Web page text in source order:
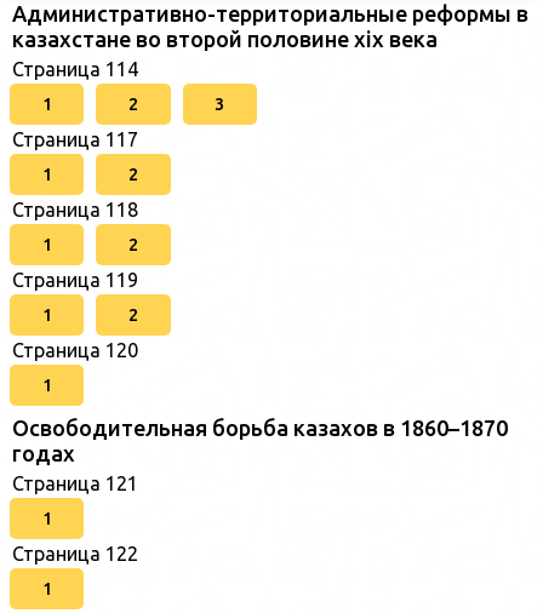
Административно-территориальные реформы в
казахстане во второй половине xix века
Страница 114
1 2 3
Страница 117
1 2
Страница 118
1 2
Страница 119
1 2
Страница 120
1
Освободительная борьба казахов в 1860–1870
годах
Страница 121
1
Страница 122
1